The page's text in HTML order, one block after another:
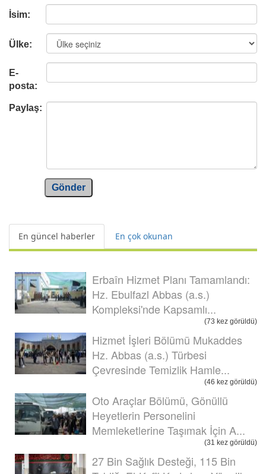
İsim:
Ülke:
E-
posta:
Paylaş:
Gönder
En güncel haberler En çok okunan
Erbaîn Hizmet Planı Tamamlandı:
Hz. Ebulfazl Abbas (a.s.)
Kompleksi'nde Kapsamlı...
(73 kez görüldü)
Hizmet İşleri Bölümü Mukaddes
Hz. Abbas (a.s.) Türbesi
Çevresinde Temizlik Hamle...
(46 kez görüldü)
Oto Araçlar Bölümü, Gönüllü
Heyetlerin Personelini
Memleketlerine Taşımak İçin A...
(31 kez görüldü)
27 Bin Sağlık Desteği, 115 Bin